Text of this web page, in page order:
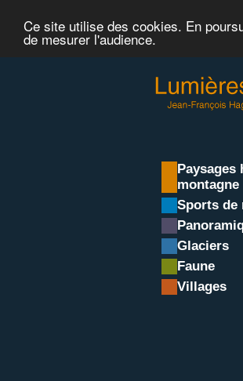
Ce site utilise des cookies. En
de mesurer l'audience.
Paysages
montagne
Sports de
Glaciers
Faune
Villages